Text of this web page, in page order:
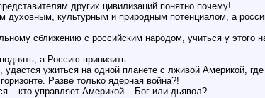
других цивилизаций понятно почему!
духовным, культурным и природным потенциалом, а
сближению с российским народом, учиться у этого
а Россию принизить.
ужиться на одной планете с лживой Америкой,
Разве только ядерная война?!
кто управляет Америкой – Бог или дьявол?